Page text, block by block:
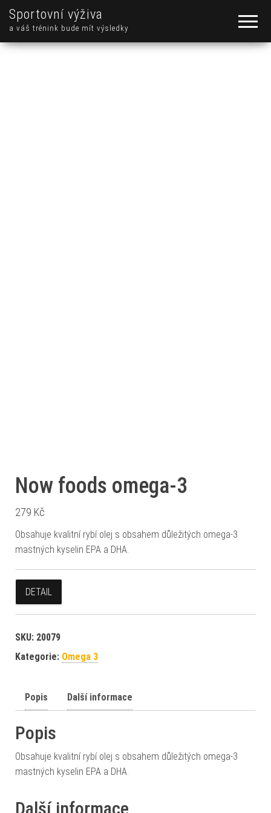
Sportovní výživa
a váš trénink bude mít výsledky
Now foods omega-3
279 Kč
Obsahuje kvalitní rybí olej s obsahem důležitých omega-3
mastných kyselin EPA a DHA.
DETAIL
SKU: 20079
Kategorie: Omega 3
Popis Další informace
Popis
Obsahuje kvalitní rybí olej s obsahem důležitých omega-3
mastných kyselin EPA a DHA.
Další informace